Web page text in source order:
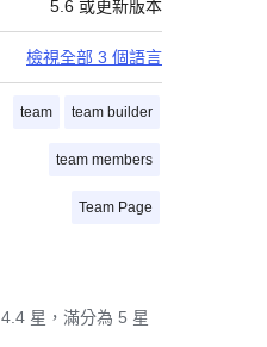
5.6 或更新版本
檢視全部 3 個語言
team team builder
team members
Team Page
4.4 星，滿分為 5 星